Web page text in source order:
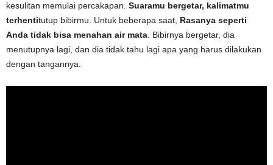
kesulitan memulai percakapan. Suaramu bergetar, kalimatmu
terhentitutup bibirmu. Untuk beberapa saat, Rasanya seperti
Anda tidak bisa menahan air mata . Bibirnya bergetar, dia
menutupnya lagi, dan dia tidak tahu lagi apa yang harus dilakukan
dengan tangannya.